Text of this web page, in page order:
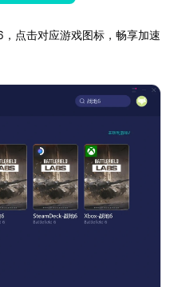
点击对应游戏图标，畅享加速